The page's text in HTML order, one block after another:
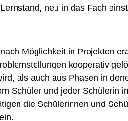
neu in das Fach
Möglichkeit in Projekten
kooperativ
als auch aus Phasen in
Schüler und jeder Schülerin
die Schülerinnen und